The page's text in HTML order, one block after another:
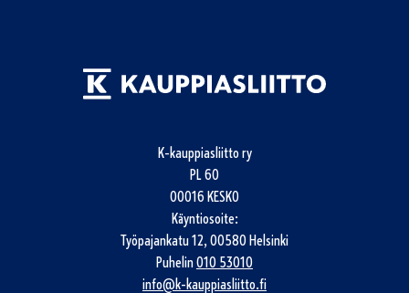
K-kauppiasliitto ry
PL 60
00016 KESKO
Käyntiosoite:
Työpajankatu 12, 00580 Helsinki
Puhelin010 53010
info@k-kauppiasliitto.fi